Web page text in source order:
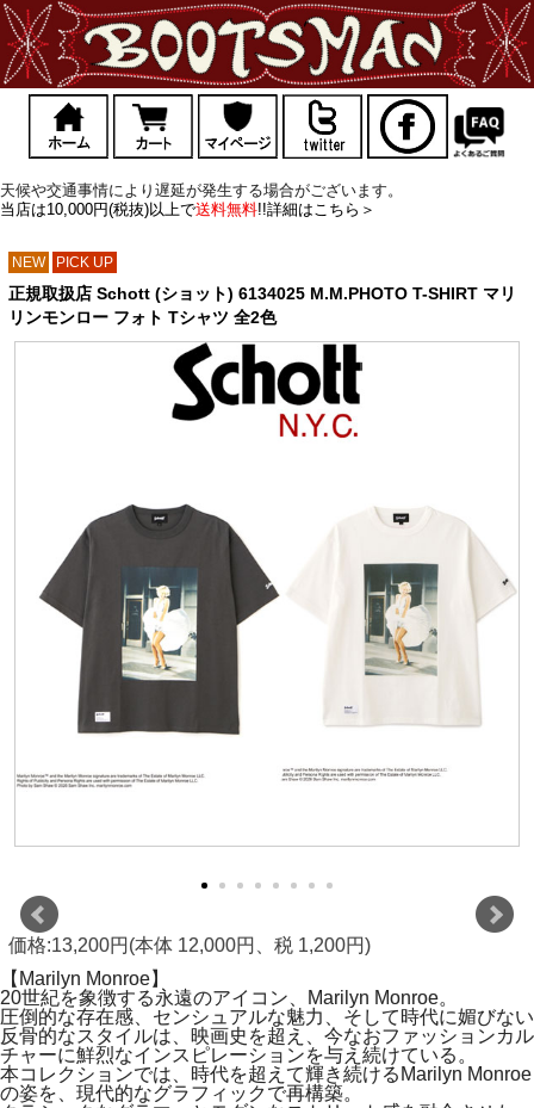
天候や交通事情により遅延が発生する場合がございます。
当店は10,000円(税抜)以上で送料無料!!詳細はこちら＞
NEW PICK UP
正規取扱店 Schott (ショット) 6134025 M.M.PHOTO T-SHIRT マリ
リンモンロー フォト Tシャツ 全2色
価格:13,200円(本体 12,000円、税 1,200円)
【Marilyn Monroe】
20世紀を象徴する永遠のアイコン、Marilyn Monroe。
圧倒的な存在感、センシュアルな魅力、そして時代に媚びない
反骨的なスタイルは、映画史を超え、今なおファッションカル
チャーに鮮烈なインスピレーションを与え続けている。
本コレクションでは、時代を超えて輝き続けるMarilyn Monroe
の姿を、現代的なグラフィックで再構築。